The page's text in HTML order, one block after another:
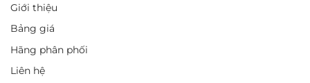
Giới thiệu
Bảng giá
Hãng phân phối
Liên hệ